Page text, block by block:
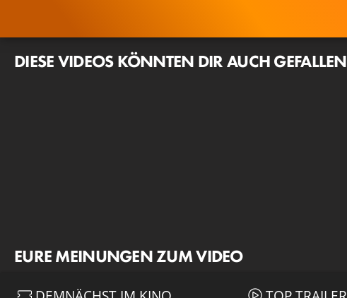
DIESE VIDEOS KÖNNTEN DIR AUCH GEFALLEN
EURE MEINUNGEN ZUM VIDEO